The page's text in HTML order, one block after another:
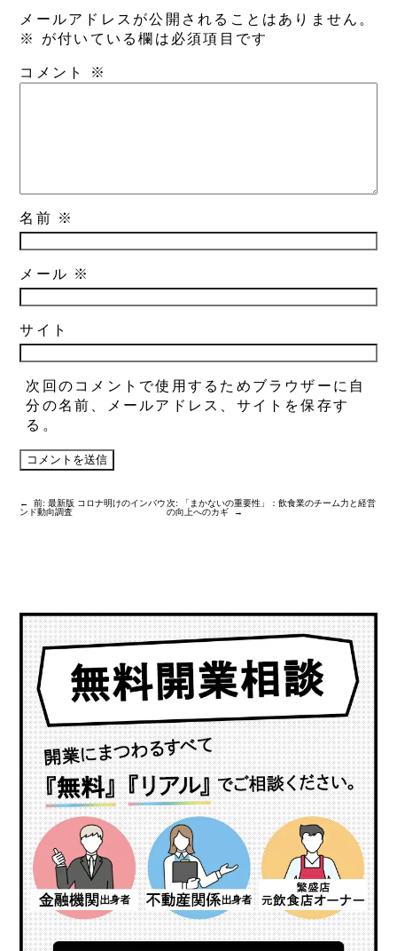
メールアドレスが公開されることはありません。
※
が付いている欄は必須項目です
コメント ※
名前 ※
メール ※
サイト
次回のコメントで使用するためブラウザーに自
分の名前、メールアドレス、サイトを保存す
る。
← 前:最新版 コロナ明けのインバウ
ンド動向調査
次:
「まかないの重要性」：飲食業のチーム力と経営
の向上へのカギ
→